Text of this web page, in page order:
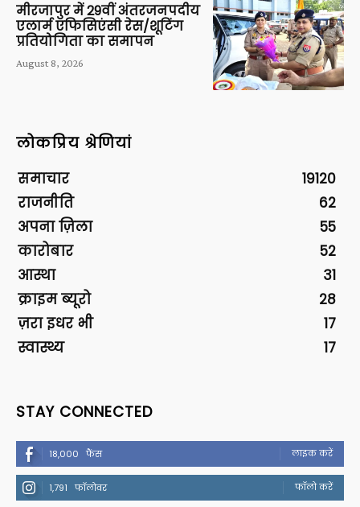
मीरजापुर में 29वीं अंतरजनपदीय
एलार्म एफिसिएंसी रेस/शूटिंग
प्रतियोगिता का समापन
August 8, 2026
लोकप्रिय श्रेणियां
समाचार
19120
राजनीति
62
अपना ज़िला
55
कारोबार
52
आस्था
31
क्राइम ब्यूरो
28
ज़रा इधर भी
17
स्वास्थ्य
17
STAY CONNECTED
18,000 फैंस लाइक करें
1,791 फॉलोवर फॉलो करें